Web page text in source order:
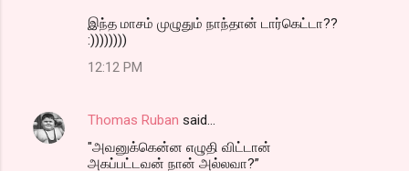
இந்த மாசம் முழுதும் நாந்தான் டார்கெட்டா??
:))))))))
12:12 PM
Thomas Ruban said…
"அவனுக்கென்ன எழுதி விட்டான்
அகப்பட்டவன் நான் அல்லவா?”